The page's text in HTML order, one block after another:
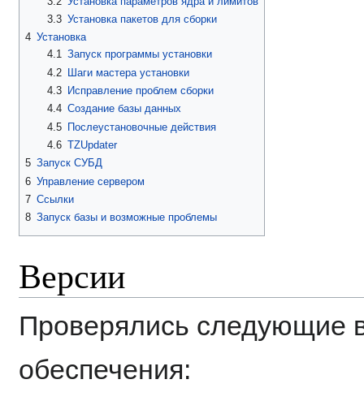
3.3 Установка пакетов для сборки
4 Установка
4.1 Запуск программы установки
4.2 Шаги мастера установки
4.3
Исправление проблем сборки
4.4 Создание базы данных
4.5 Послеустановочные действия
4.6 TZUpdater
5 Запуск СУБД
6 Управление сервером
7 Ссылки
8 Запуск базы и возможные проблемы
Версии
Проверялись следующие
обеспечения: